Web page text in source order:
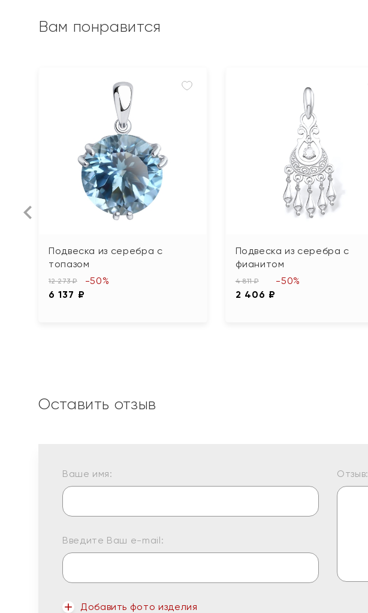
Вам понравится
Подвеска из серебра с
топазом
12 273 ₽
6 137 ₽
-50%
Подвеска из серебра с
фианитом
4 811 ₽
2 406 ₽
-50%
Оставить отзыв
Ваше имя:
Введите Ваш e-mail:
Добавить фото изделия
Отзыв: